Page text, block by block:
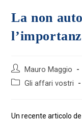
La non
Autore
dell'articolo:
Mauro Maggio
Categoria
Gli affari vostri
Un recente articolo